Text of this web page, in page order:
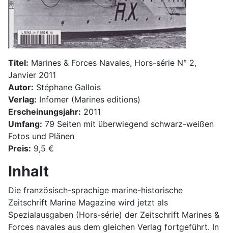
Titel: Marines & Forces Navales, Hors-série N° 2,
Janvier 2011
Autor: Stéphane Gallois
Verlag: Infomer (Marines editions)
Erscheinungsjahr: 2011
Umfang: 79 Seiten mit überwiegend schwarz-weißen
Fotos und Plänen
Preis: 9,5 €
Inhalt
Die französisch-sprachige marine-historische
Zeitschrift Marine Magazine wird jetzt als
Spezialausgaben (Hors-série) der Zeitschrift Marines &
Forces navales aus dem gleichen Verlag fortgeführt. In